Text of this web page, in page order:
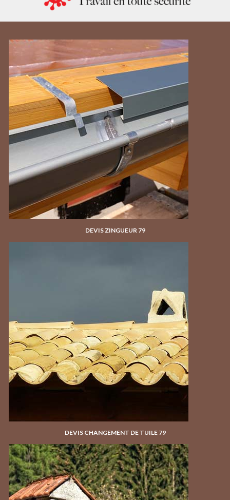
DEVIS ZINGUEUR 79
DEVIS CHANGEMENT DE TUILE 79